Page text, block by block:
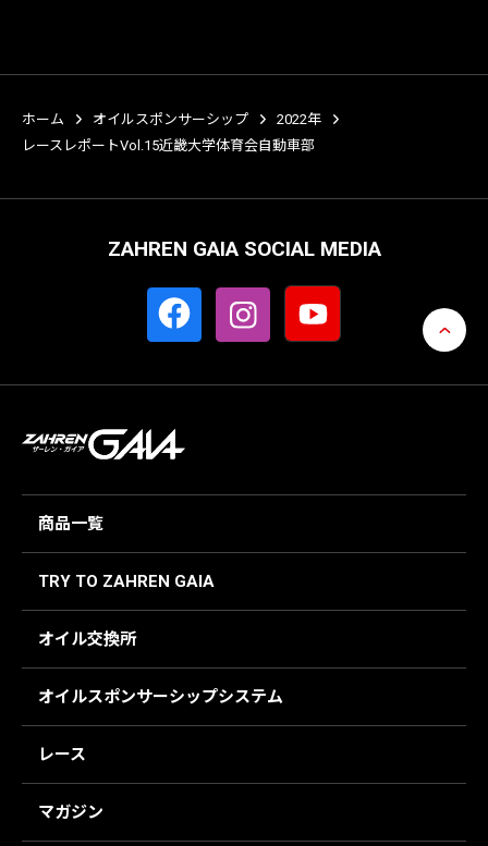
ホーム オイルスポンサーシップ
2022年
レースレポートVol.15近畿大学体育会自動車部
ZAHREN GAIA SOCIAL MEDIA
商品一覧
TRY TO ZAHREN GAIA
オイル交換所
オイルスポンサーシップシステム
レース
マガジン